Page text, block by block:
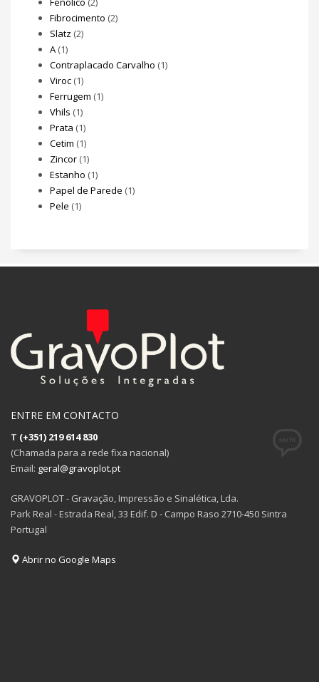
Fibrocimento (2)
Slatz (2)
A (1)
Contraplacado Carvalho (1)
Viroc (1)
Ferrugem (1)
Vhils (1)
Prata (1)
Cetim (1)
Zincor (1)
Estanho (1)
Papel de Parede (1)
Pele (1)
ENTRE EM CONTACTO
T (+351) 219 614 830
(Chamada para a rede fixa nacional)
Email: geral@gravoplot.pt
GRAVOPLOT - Gravação, Impressão e Sinalética, Lda.
Park Real - Estrada Real, 33 Edif. D - Campo Raso 2710-450 Sintra
Portugal
Abrir no Google Maps